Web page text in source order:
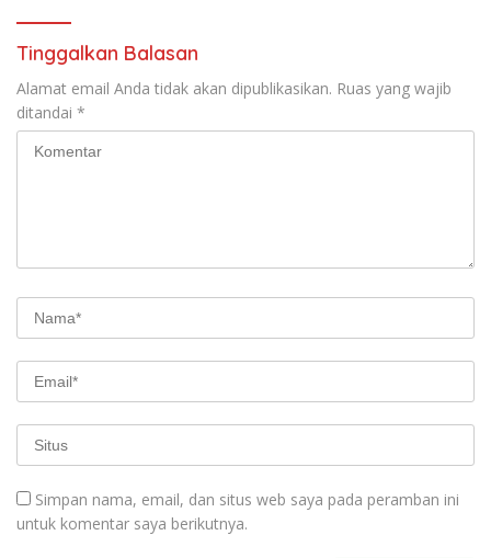
Tinggalkan Balasan
Alamat email Anda tidak akan dipublikasikan. Ruas yang wajib
ditandai *
Simpan nama, email, dan situs web saya pada peramban ini
untuk komentar saya berikutnya.